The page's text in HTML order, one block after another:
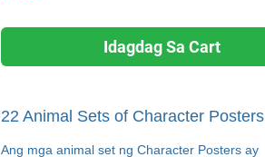
Idagdag Sa Cart
22 Animal Sets of Character Posters
Ang mga animal set ng Character Posters ay